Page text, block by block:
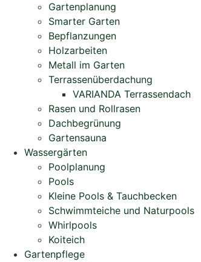
Gartenplanung
Smarter Garten
Bepflanzungen
Holzarbeiten
Metall im Garten
Terrassenüberdachung
VARIANDA Terrassendach
Rasen und Rollrasen
Dachbegrünung
Gartensauna
Wassergärten
Poolplanung
Pools
Kleine Pools & Tauchbecken
Schwimmteiche und Naturpools
Whirlpools
Koiteich
Gartenpflege